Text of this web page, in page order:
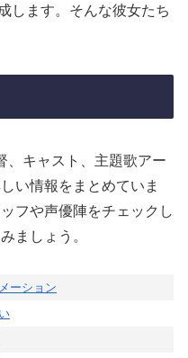
します。そんな彼女たち
、キャスト、主題歌アー
い情報をまとめていま
フや声優陣をチェックし
ましょう。
ーション